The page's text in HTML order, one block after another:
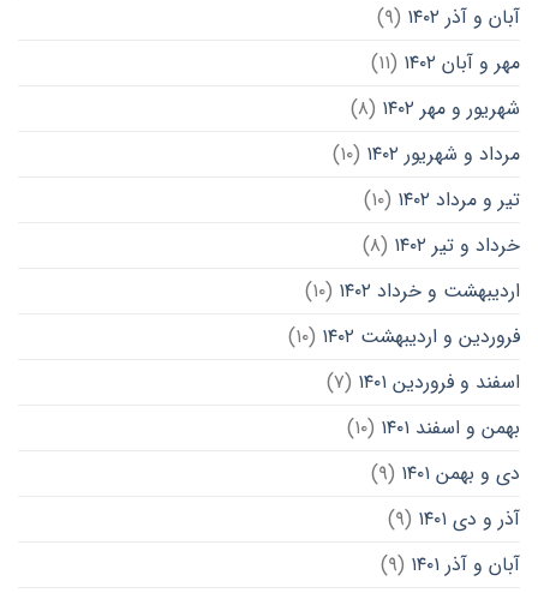
آبان و آذر ۱۴۰۲
(۹)
مهر و آبان ۱۴۰۲
(۱۱)
شهریور و مهر ۱۴۰۲
(۸)
مرداد و شهریور ۱۴۰۲
(۱۰)
تیر و مرداد ۱۴۰۲
(۱۰)
خرداد و تیر ۱۴۰۲
(۸)
اردیبهشت و خرداد ۱۴۰۲
(۱۰)
فروردین و اردیبهشت ۱۴۰۲
(۱۰)
اسفند و فروردین ۱۴۰۱
(۷)
بهمن و اسفند ۱۴۰۱
(۱۰)
دی و بهمن ۱۴۰۱
(۹)
آذر و دی ۱۴۰۱
(۹)
آبان و آذر ۱۴۰۱
(۹)